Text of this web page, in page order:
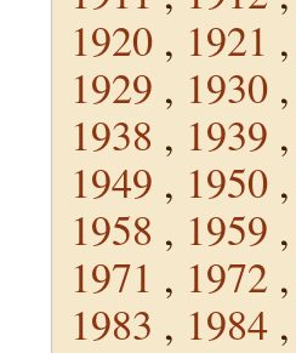
1920 , 1921 ,
1929 , 1930 ,
1938 , 1939 ,
1949 , 1950 ,
1958 , 1959 ,
1971 , 1972 ,
1983 , 1984 ,